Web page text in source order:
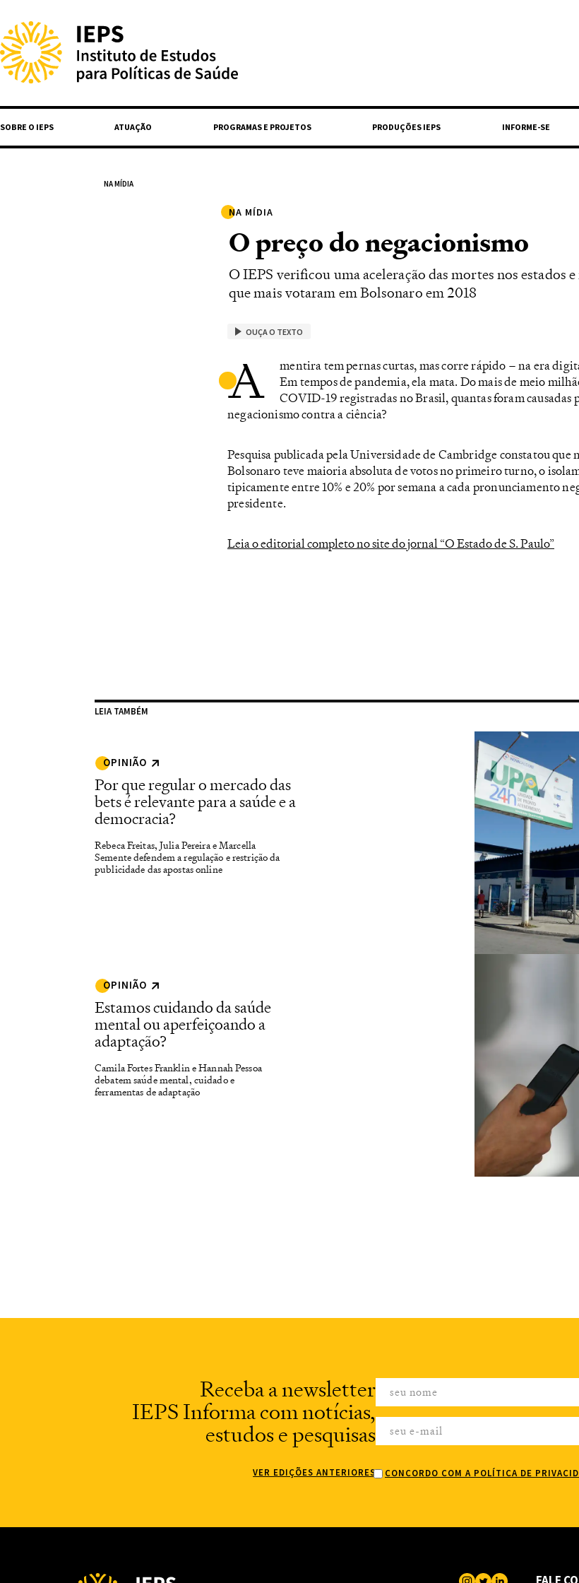
SOBRE O IEPS ATUAÇÃO PROGRAMAS E PROJETOS PRODUÇÕES IEPS INFORME-SE
NA MÍDIA
NA MÍDIA
O preço do negacionismo
O IEPS verificou uma aceleração das mortes nos estados
que mais votaram em Bolsonaro em 2018
OUÇA O TEXTO
A
mentira tem pernas curtas, mas corre rápido – na era
Em tempos de pandemia, ela mata. Do mais de meio
COVID-19 registradas no Brasil, quantas foram causadas
negacionismo contra a ciência?
Pesquisa publicada pela Universidade de Cambridge constatou que
Bolsonaro teve maioria absoluta de votos no primeiro turno, o
tipicamente entre 10% e 20% por semana a cada pronunciamento
presidente.
Leia o editorial completo no site do jornal “O Estado de S. Paulo”
LEIA TAMBÉM
OPINIÃO
Por que regular o mercado das
bets é relevante para a saúde e a
democracia?
Rebeca Freitas, Julia Pereira e Marcella
Semente defendem a regulação e restrição da
publicidade das apostas online
OPINIÃO
Estamos cuidando da saúde
mental ou aperfeiçoando a
adaptação?
Camila Fortes Franklin e Hannah Pessoa
debatem saúde mental, cuidado e
ferramentas de adaptação
Receba a newsletter
IEPS Informa com notícias,
estudos e pesquisas
VER EDIÇÕES ANTERIORES CONCORDO COM A POLÍTICA DE